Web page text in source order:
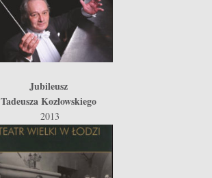
Jubileusz
Tadeusza Kozłowskiego
2013